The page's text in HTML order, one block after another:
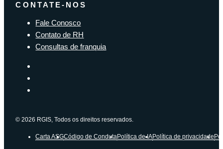
CONTATE-NOS
Fale Conosco
Contato de RH
Consultas de franquia
© 2026 RGIS, Todos os direitos reservados.
Carta ASGCódigo de CondutaPolítica de IAPolítica de privacidade